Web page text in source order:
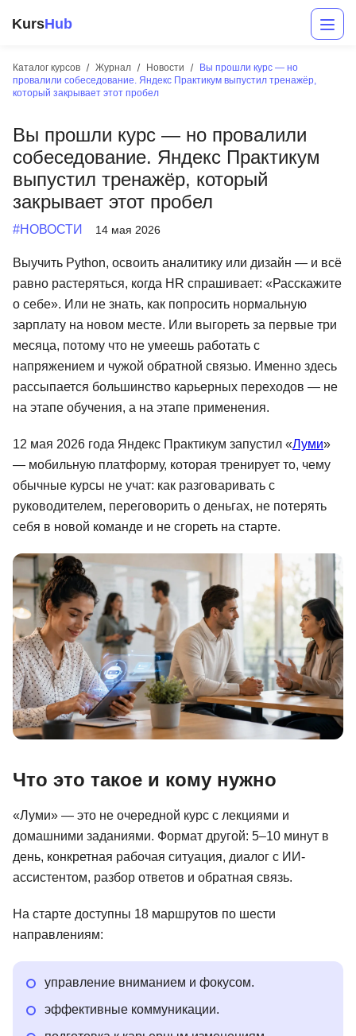
KursHub
Каталог курсов Журнал Новости
Вы прошли курс — но
провалили собеседование. Яндекс Практикум выпустил тренажёр,
который закрывает этот пробел
Вы прошли курс — но провалили
собеседование. Яндекс Практикум
выпустил тренажёр, который
закрывает этот пробел
#НОВОСТИ 14 мая 2026
Выучить Python, освоить аналитику или дизайн — и всё
равно растеряться, когда HR спрашивает: «Расскажите
о себе». Или не знать, как попросить нормальную
зарплату на новом месте. Или выгореть за первые три
месяца, потому что не умеешь работать с
напряжением и чужой обратной связью. Именно здесь
рассыпается большинство карьерных переходов — не
на этапе обучения, а на этапе применения.
12 мая 2026 года Яндекс Практикум запустил «Луми»
— мобильную платформу, которая тренирует то, чему
обычные курсы не учат: как разговаривать с
руководителем, переговорить о деньгах, не потерять
себя в новой команде и не сгореть на старте.
Что это такое и кому нужно
«Луми» — это не очередной курс с лекциями и
домашними заданиями. Формат другой: 5–10 минут в
день, конкретная рабочая ситуация, диалог с ИИ-
ассистентом, разбор ответов и обратная связь.
На старте доступны 18 маршрутов по шести
направлениям:
управление вниманием и фокусом.
эффективные коммуникации.
Дизайн
Аналитика
Менеджмент
Иностранные языки
Soft Skills
ДПО
Детям
Акции и промокоды
Рейтинг онлайн-школ